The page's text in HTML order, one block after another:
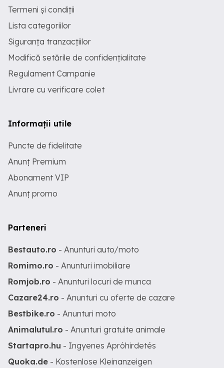
Termeni și condiții
Lista categoriilor
Siguranța tranzacțiilor
Modifică setările de confidențialitate
Regulament Campanie
Livrare cu verificare colet
Informații utile
Puncte de fidelitate
Anunț Premium
Abonament VIP
Anunț promo
Parteneri
Bestauto.ro - Anunturi auto/moto
Romimo.ro - Anunturi imobiliare
Romjob.ro - Anunturi locuri de munca
Cazare24.ro - Anunturi cu oferte de cazare
Bestbike.ro - Anunturi moto
Animalutul.ro - Anunturi gratuite animale
Startapro.hu - Ingyenes Apróhirdetés
Quoka.de - Kostenlose Kleinanzeigen